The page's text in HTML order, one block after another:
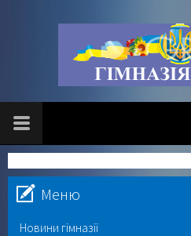
Меню
Новини гімназії